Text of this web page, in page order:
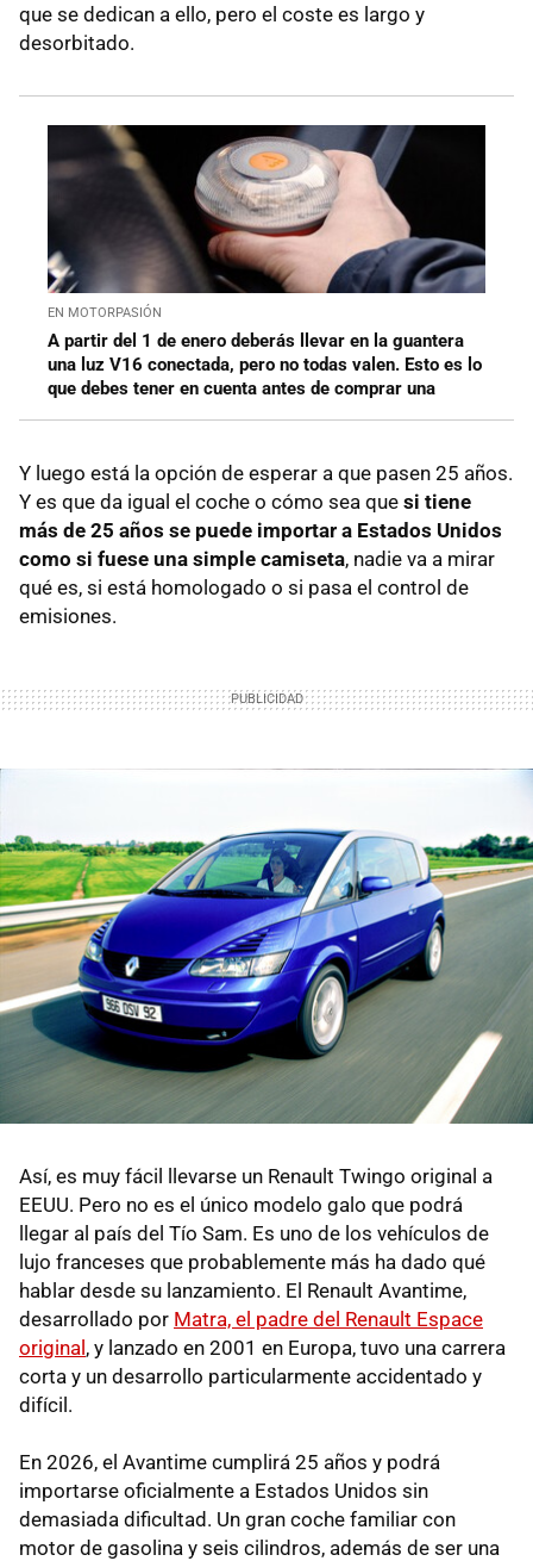
que se dedican a ello, pero el coste es largo y
desorbitado.
EN MOTORPASIÓN
A partir del 1 de enero deberás llevar en la guantera
una luz V16 conectada, pero no todas valen. Esto es lo
que debes tener en cuenta antes de comprar una
Y luego está la opción de esperar a que pasen 25 años.
Y es que da igual el coche o cómo sea que si tiene
más de 25 años se puede importar a Estados Unidos
como si fuese una simple camiseta, nadie va a mirar
qué es, si está homologado o si pasa el control de
emisiones.
Así, es muy fácil llevarse un Renault Twingo original a
EEUU. Pero no es el único modelo galo que podrá
llegar al país del Tío Sam. Es uno de los vehículos de
lujo franceses que probablemente más ha dado qué
hablar desde su lanzamiento. El Renault Avantime,
desarrollado por Matra, el padre del Renault Espace
original, y lanzado en 2001 en Europa, tuvo una carrera
corta y un desarrollo particularmente accidentado y
difícil.
En 2026, el Avantime cumplirá 25 años y podrá
importarse oficialmente a Estados Unidos sin
demasiada dificultad. Un gran coche familiar con
motor de gasolina y seis cilindros, además de ser una